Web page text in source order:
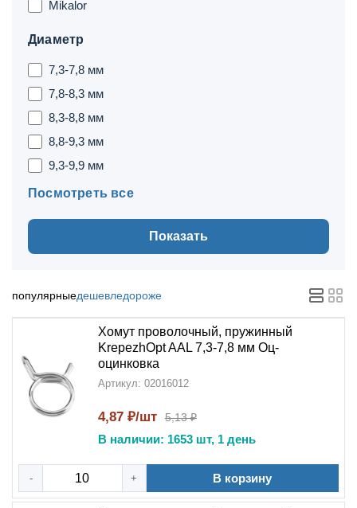
Mikalor
Диаметр
7,3-7,8 мм
7,8-8,3 мм
8,3-8,8 мм
8,8-9,3 мм
9,3-9,9 мм
Посмотреть все
Показать
популярныедешевледороже
Хомут проволочный, пружинный
KrepezhOpt AAL 7,3-7,8 мм Оц-
оцинковка
Артикул: 02016012
4,87 ₽/шт 5,13 ₽
В наличии: 1653 шт, 1 день
- + В корзину